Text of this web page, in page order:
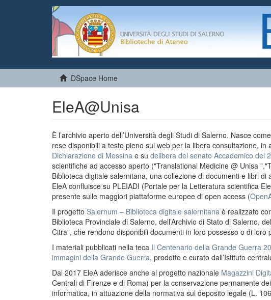
DSpace Home
EleA@Unisa
È l’archivio aperto dell’Università degli Studi di Salerno. Nasce
rese disponibili a testo pieno sul web per la libera consultazione, in
Dichiarazione di Messina e su delibera del senato Accademico del
scientifiche ad accesso aperto ("Translational Medicine @ Unisa
Biblioteca digitale salernitana, una collezione di documenti e libri
EleA confluisce su PLEIADI (Portale per la Letteratura scientifica
presente sulle maggiori piattaforme europee di open access (
Il progetto Salernum – Biblioteca digitale salernitana è realizzato
Biblioteca Provinciale di Salerno, dell’Archivio di Stato di Salerno,
Citra”, che rendono disponibili documenti in loro possesso o di loro
I materiali pubblicati nella teca Il Centenario della Grande Guerra
immagini della Grande Guerra, prodotto e curato dall’Istituto
Dal 2017 EleA aderisce anche al progetto nazionale Magazzini
Centrali di Firenze e di Roma) per la conservazione permanente
informatica, in attuazione della normativa sul deposito legale (L.